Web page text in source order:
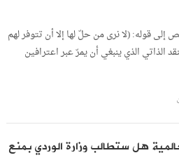
قوله: (لا نرى من حلّ لها إلا أن تتوفر لهم
الذاتي الذي ينبغي أن يمرّ عبر اعترافين
هل ستطالب وزارة الوردي بمنع